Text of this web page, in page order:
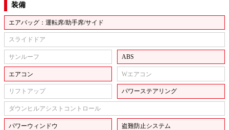
装備
エアバッグ：運転席/助手席/サイド
スライドドア
サンルーフ ABS
エアコン Wエアコン
リフトアップ パワーステアリング
ダウンヒルアシストコントロール
パワーウィンドウ 盗難防止システム